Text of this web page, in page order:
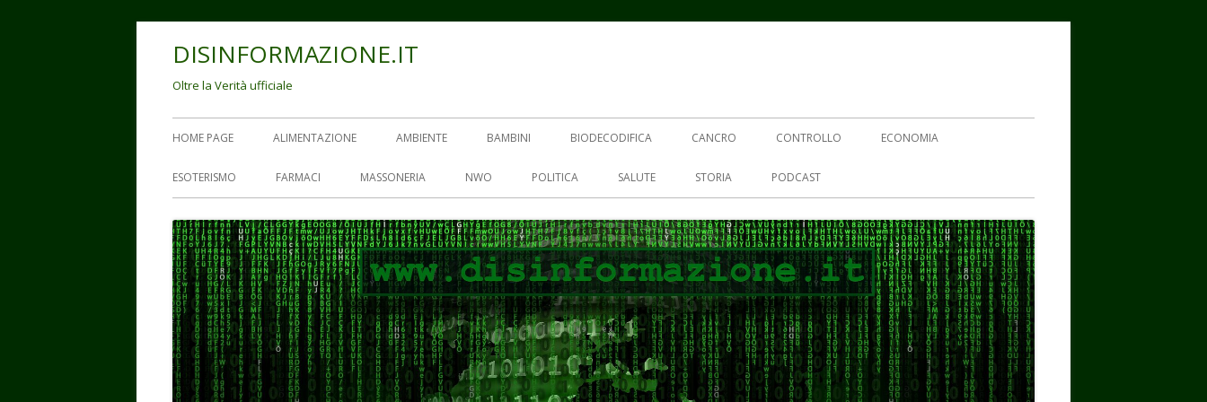
DISINFORMAZIONE.IT
Oltre la Verità ufficiale
Menu
principale
HOME PAGE ALIMENTAZIONE AMBIENTE BAMBINI BIODECODIFICA CANCRO CONTROLLO ECONOMIA
ESOTERISMO FARMACI MASSONERIA NWO POLITICA SALUTE STORIA PODCAST